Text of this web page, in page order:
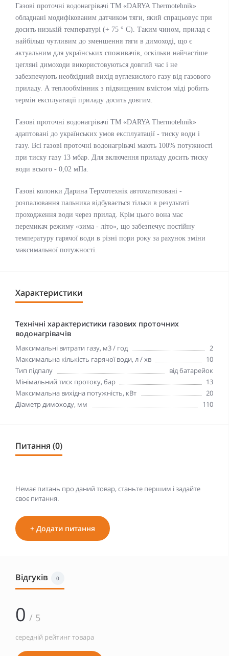
Газові проточні водонагрівачі ТМ «DARYA Thermotehnik»
обладнані модифікованим датчиком тяги, який спрацьовує при
досить низькій температурі (+ 75 ° C). Таким чином, прилад є
найбільш чутливим до зменшення тяги в димоході, що є
актуальним для українських споживачів, оскільки найчастіше
цегляні димоходи використовуються довгий час і не
забезпечують необхідний вихід вуглекислого газу від газового
приладу. А теплообмінник з підвищеним вмістом міді робить
термін експлуатації приладу досить довгим.
Газові проточні водонагрівачі ТМ «DARYA Thermotehnik»
адаптовані до українських умов експлуатації - тиску води і
газу. Всі газові проточні водонагрівачі мають 100% потужності
при тиску газу 13 мбар. Для включення приладу досить тиску
води всього - 0,02 мПа.
Газові колонки Дарина Термотехнік автоматизовані -
розпалювання пальника відбувається тільки в результаті
проходження води через прилад. Крім цього вона має
перемикач режиму «зима - літо», що забезпечує постійну
температуру гарячої води в різні пори року за рахунок зміни
максимальної потужності.
Характеристики
Технічні характеристики газових проточних
водонагрівачів
Максимальні витрати газу, м3 / год
2
Максимальна кількість гарячої води, л / хв
10
Тип підпалу
від батарейок
Мінімальний тиск протоку, бар
13
Максимальна вихідна потужність, кВт
20
Діаметр димоходу, мм
110
Питання (0)
Немає питань про даний товар, станьте першим і задайте
своє питання.
+ Додати питання
Відгуків 0
0 / 5
середній рейтинг товара